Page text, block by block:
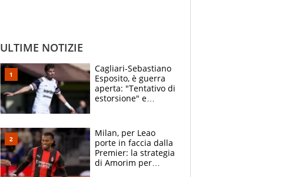
ULTIME NOTIZIE
Cagliari-Sebastiano
Esposito, è guerra
aperta: "Tentativo di
estorsione" e
Milan, per Leao
porte in faccia dalla
Premier: la strategia
di Amorim per